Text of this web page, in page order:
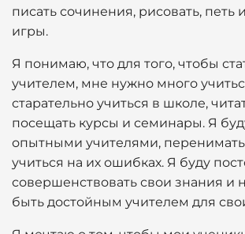
писать сочинения, рисовать, петь
игры.
Я понимаю, что для того, чтобы
учителем, мне нужно много
старательно учиться в школе,
посещать курсы и семинары. Я
опытными учителями,
учиться на их ошибках. Я буду
совершенствовать свои знания и
быть достойным учителем для